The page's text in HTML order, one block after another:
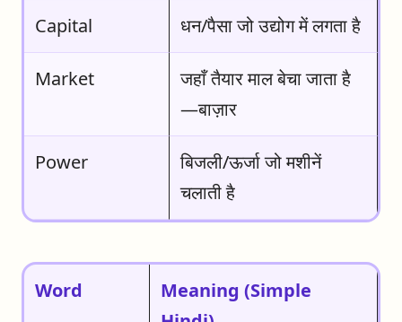
Capital धन/पैसा जो उद्योग में लगता है
Market
जहाँ तैयार माल बेचा जाता है
—बाज़ार
Power
बिजली/ऊर्जा जो मशीनें
चलाती है
Word
Meaning (Simple